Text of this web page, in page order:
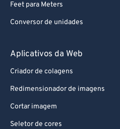
Feet para Meters
Conversor de unidades
Aplicativos da Web
Criador de colagens
Redimensionador de imagens
Cortar imagem
Seletor de cores